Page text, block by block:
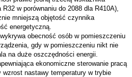
w porównaniu do 2088 dla R410A),
mniejszą objętość czynnika
energetyczną.
obecność osób w pomieszczeniu
gdy w pomieszczeniu nikt nie
na duże oszczędności energii.
ekonomiczne sterowanie pracą
nastawy temperatury w trybie